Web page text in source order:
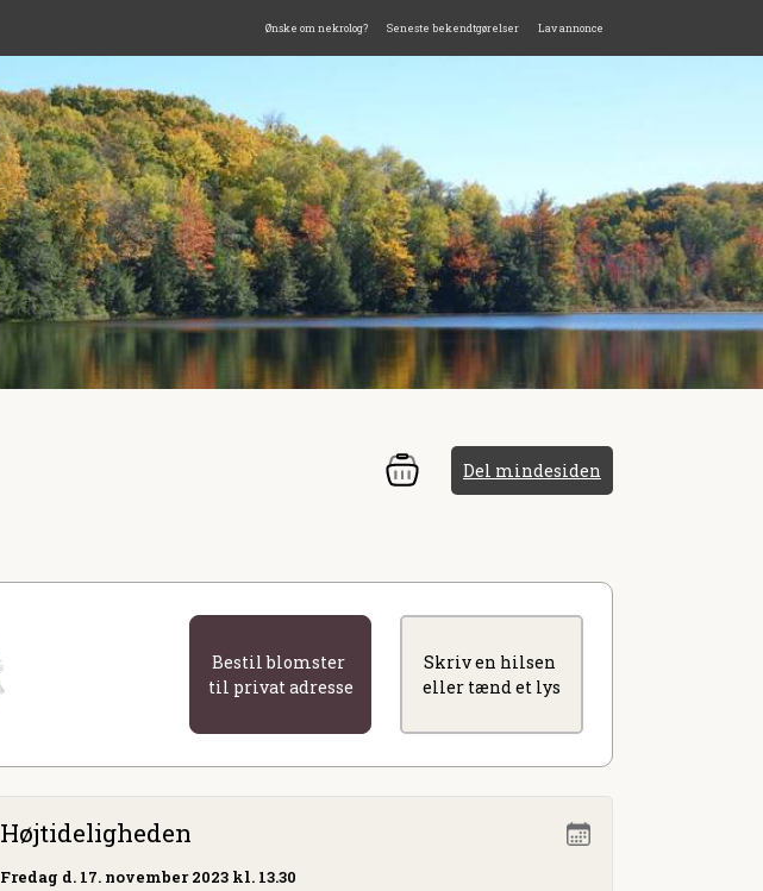
Ønske om nekrolog? Seneste bekendtgørelser Lav annonce
Del mindesiden
Bestil blomster
til privat adresse
Skriv en hilsen
eller tænd et lys
Højtideligheden
Fredag d. 17. november 2023 kl. 13.30